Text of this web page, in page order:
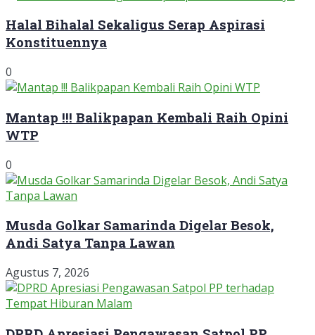
Halal Bihalal Sekaligus Serap Aspirasi
Konstituennya
0
Mantap !!! Balikpapan Kembali Raih Opini
WTP
0
Musda Golkar Samarinda Digelar Besok,
Andi Satya Tanpa Lawan
Agustus 7, 2026